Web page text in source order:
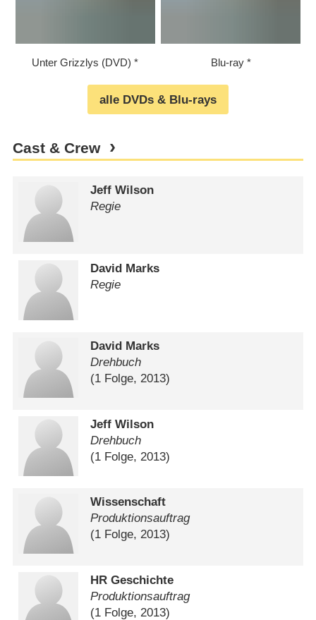
Unter Grizzlys (DVD) Blu-ray
alle DVDs & Blu-rays
Cast & Crew
Jeff Wilson
Regie
David Marks
Regie
David Marks
Drehbuch
(1 Folge, 2013)
Jeff Wilson
Drehbuch
(1 Folge, 2013)
Wissenschaft
Produktionsauftrag
(1 Folge, 2013)
HR Geschichte
Produktionsauftrag
(1 Folge, 2013)